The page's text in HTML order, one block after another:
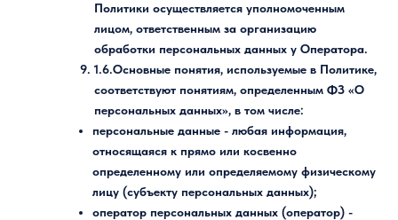
Политики осуществляется уполномоченным
лицом, ответственным за организацию
обработки персональных данных у Оператора.
1.6.Основные понятия, используемые в Политике,
соответствуют понятиям, определенным ФЗ «О
персональных данных», в том числе:
персональные данные - любая информация,
относящаяся к прямо или косвенно
определенному или определяемому физическому
лицу (субъекту персональных данных);
оператор персональных данных (оператор) -